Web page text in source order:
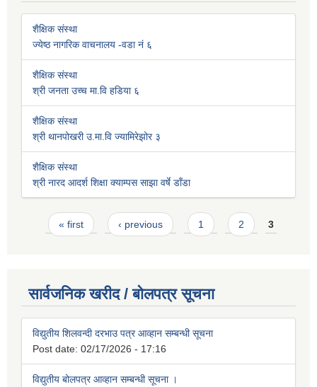
शैक्षिक संस्था
ज्येष्ठ नागरिक वाचनालय -वडा नं ६
शैक्षिक संस्था
श्री जनता उच्च मा.वि हडिया ६
शैक्षिक संस्था
श्री थानपोखरी उ.मा.वि ज्यामिरेझोर ३
शैक्षिक संस्था
श्री नारद आदर्श शिक्षा क्याम्पस साझा वर्षे डाँडा
Pages
« first ‹ previous 1 2 3
सार्वजनिक खरीद / बोलपत्र सूचना
विद्युतीय शिलवन्दी दरभाउ पत्र आव्हान सम्बन्धी सूचना
Post date: 02/17/2026 - 17:16
विद्युतीय बोलपत्र आव्हान सम्बन्धी सूचना ।